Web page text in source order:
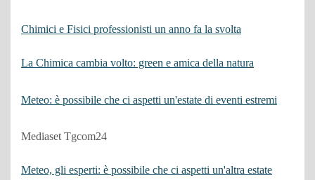
Chimici e Fisici professionisti un anno fa la svolta
La Chimica cambia volto: green e amica della natura
Meteo: è possibile che ci aspetti un'estate di eventi estremi
Mediaset Tgcom24
Meteo, gli esperti: è possibile che ci aspetti un'altra estate